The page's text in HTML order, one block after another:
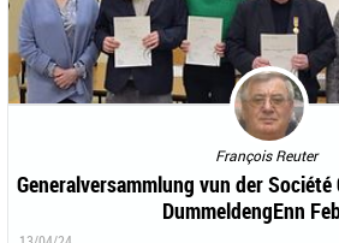
François Reuter
Generalversammlung vun der
DummeldengEnn